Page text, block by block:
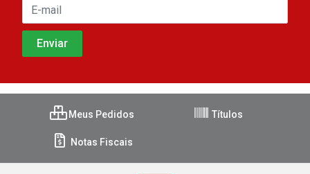
Meus Pedidos Títulos
Notas Fiscais